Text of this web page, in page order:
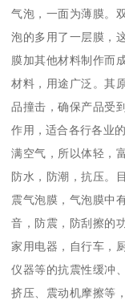
气泡，一面为薄膜。
泡的多用了一层膜，
膜加其他材料制作而
材料，用途广泛。其
品撞击，确保产品受
作用，适合各行各业
满空气，所以体轻，
防水，防潮，抗压。
震气泡膜，气泡膜中
音，防震，防刮擦的
家用电器，自行车，
仪器等的抗震性缓冲
挤压、震动机摩擦等